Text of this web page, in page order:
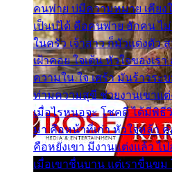
คนพ่าย บ่มีความหมาย เคียงใ
เป็นบ่ได้ คือคนพ่าย ฮักคน ไ
ในครัว เจ้าสาว ก็มัวแต่งตัว ส
เฝ้าคอย ใจเต้น หัวใจของเร
ความใน ใจ เศร้า มันร้าวระ
ท่ามความสุขี ช่วยงานเขาแต่
เมื่อไรหนอจะ โชคดี ได้มีพิธี
มา คือหน้าที่เก่า หัวใจหล้า
คือหยังเขา มีงานแต่งแล้ว ไ
เมื่อเขาชื่นบาน แต่เราขื่นขม